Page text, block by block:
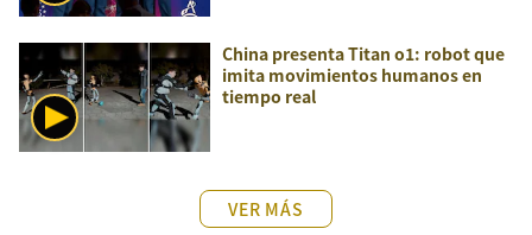
China presenta Titan o1: robot que
imita movimientos humanos en
tiempo real
VER MÁS